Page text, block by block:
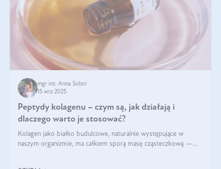
mgr inż. Anna Sobol
15 wrz 2025
Peptydy kolagenu – czym są, jak działają i
dlaczego warto je stosować?
Kolagen jako białko budulcowe, naturalnie występujące w
naszym organizmie, ma całkiem sporą masę cząsteczkową —